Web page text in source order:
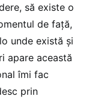
să existe o
de față,
unde există și
apare această
îmi fac
prin